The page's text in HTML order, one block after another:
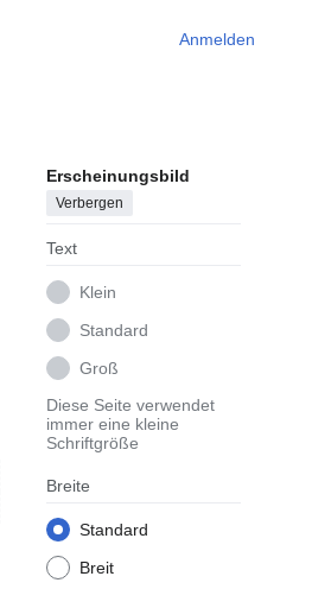
Anmelden
Erscheinungsbild
Verbergen
Text
Klein
Standard
Groß
Diese Seite verwendet
immer eine kleine
Schriftgröße
Breite
Standard
Breit